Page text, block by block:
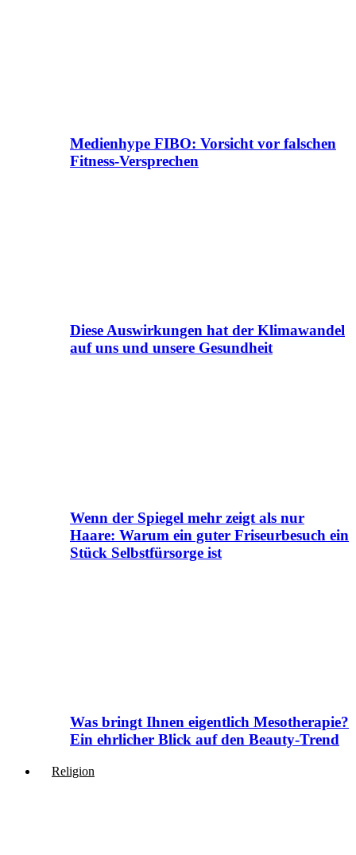
Medienhype FIBO: Vorsicht vor falschen
Fitness-Versprechen
Diese Auswirkungen hat der Klimawandel
auf uns und unsere Gesundheit
Wenn der Spiegel mehr zeigt als nur
Haare: Warum ein guter Friseurbesuch ein
Stück Selbstfürsorge ist
Was bringt Ihnen eigentlich Mesotherapie?
Ein ehrlicher Blick auf den Beauty-Trend
Religion